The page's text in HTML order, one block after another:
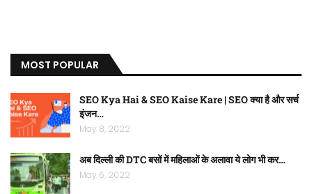
MOST POPULAR
SEO Kya Hai & SEO Kaise Kare | SEO क्या है और सर्च
इंजन…
May 8, 2022
अब दिल्ली की DTC बसों में महिलाओं के अलावा ये लोग भी कर…
May 6, 2022